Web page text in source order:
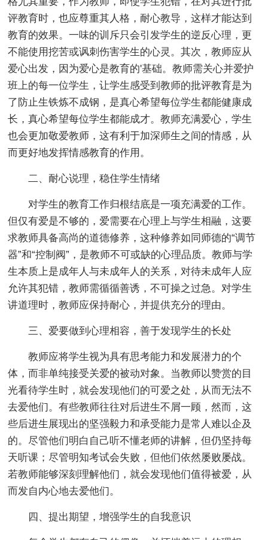
评教育时，也应尊重其人格，耐心教导，这样才能达到
教育的效果。一味的训斥只会引发学生的逆反心理，更
不能使用挖苦或讽刺伤害学生的心灵。其次，教师应从
爱心出发，因为爱心是教育的'基础。教师需关心并爱护
班上的每一位学生，让学生感受到教师的批评教育是为
了防止生铁炼不成钢，是真心希望每位学生都能健康成
长，真心希望每位学生都能成才。教师充满爱心，学生
也会更加敬爱教师，这有利于加深师生之间的情感，从
而更好地发挥情感教育的作用。
二、耐心说理，稳住学生情绪
对学生的教育工作归根结底是一项充满爱的工作。
但仅有爱是不够的，爱需要在心理上与学生相融，这要
求教师具备高尚的道德修养，这种修养如同师德的“调节
器”和“控制阀”，是教师不可或缺的心理品质。教师与学
生本质上是成年人与未成年人的关系，对待未成年人应
允许其犯错，教师需循循善诱，不可操之过急。对学生
讲道理时，教师应保持耐心，并提供充分的理由。
三、爱要做到心理相容，善于发现学生的长处
教师应将学生视为具有思考能力和发展潜力的个
体，而非单纯接受关爱的被动对象。当教师以赞赏的目
光看待学生时，就会发现他们的可爱之处，从而无法不
去爱他们。有些教师往往对后进生不屑一顾，然而，这
些后进生展现出的坚强毅力和承受能力是常人难以企及
的。尽管他们明白自己听不懂老师的讲解，但仍坚持每
天听课；尽管明知考试会失败，但他们依然屡败屡战。
若教师能够深刻理解他们，就会发现他们值得被爱，从
而发自内心地去爱他们。
四、提出期望，增强学生的自我意识